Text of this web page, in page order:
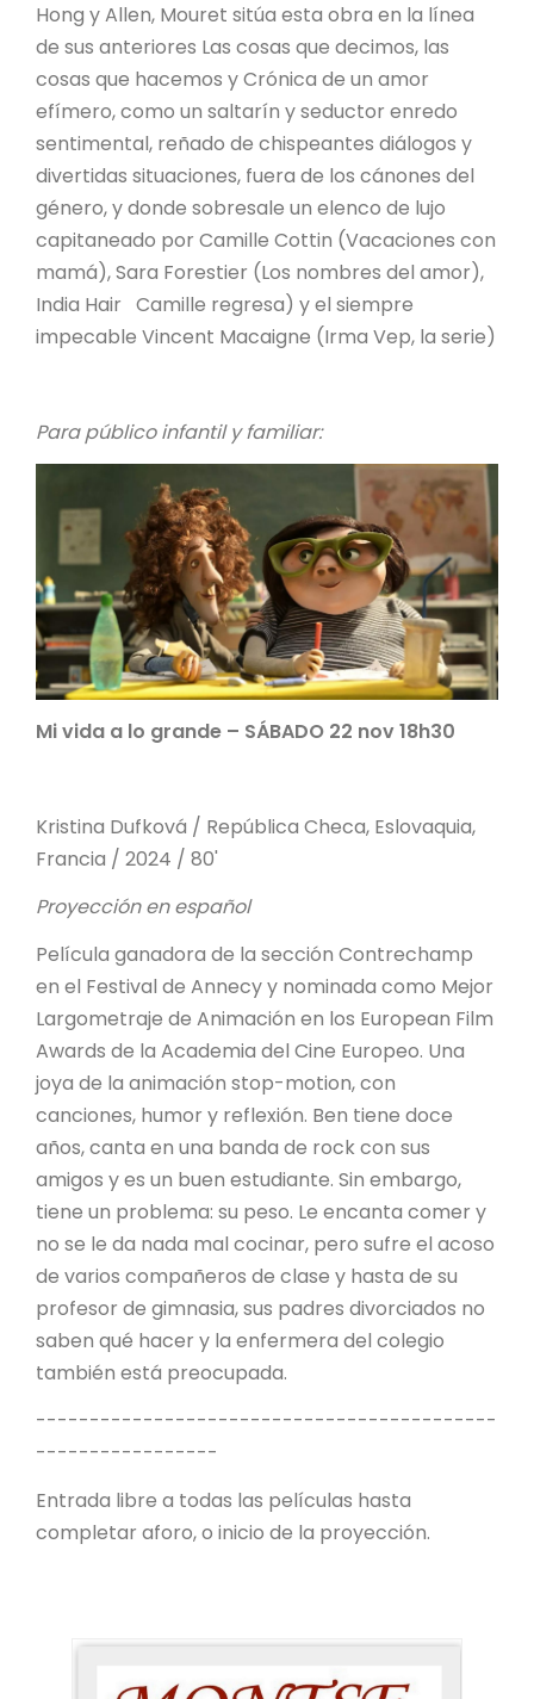
Hong y Allen, Mouret sitúa esta obra en la línea
de sus anteriores Las cosas que decimos, las
cosas que hacemos y Crónica de un amor
efímero, como un saltarín y seductor enredo
sentimental, reñado de chispeantes diálogos y
divertidas situaciones, fuera de los cánones del
género, y donde sobresale un elenco de lujo
capitaneado por Camille Cottin (Vacaciones con
mamá), Sara Forestier (Los nombres del amor),
India Hair Camille regresa) y el siempre
impecable Vincent Macaigne (Irma Vep, la serie)
Para público infantil y familiar:
Mi vida a lo grande – SÁBADO 22 nov 18h30
Kristina Dufková / República Checa, Eslovaquia,
Francia / 2024 / 80'
Proyección en español
Película ganadora de la sección Contrechamp
en el Festival de Annecy y nominada como Mejor
Largometraje de Animación en los European Film
Awards de la Academia del Cine Europeo. Una
joya de la animación stop-motion, con
canciones, humor y reflexión. Ben tiene doce
años, canta en una banda de rock con sus
amigos y es un buen estudiante. Sin embargo,
tiene un problema: su peso. Le encanta comer y
no se le da nada mal cocinar, pero sufre el acoso
de varios compañeros de clase y hasta de su
profesor de gimnasia, sus padres divorciados no
saben qué hacer y la enfermera del colegio
también está preocupada.
-------------------------------------------
-----------------
Entrada libre a todas las películas hasta
completar aforo, o inicio de la proyección.